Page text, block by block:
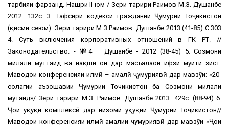
тарбияи фарзанд. Нашри II-юм / Зери таҳрири Раҳимов М.З. Душанбе
2012. 132с. 3. Тафсири кодекси граждании Ҷумҳурии Тоҷикистон
(қисми сеюм). Зери таҳрири М.З.Раҳимов. Душанбе 2013.(41-85) С.303
4. Суть включения корпоративных отношений в ГК РТ. //
Законодательство. - №4 – Душанбе - 2012 (38-45) 5. Созмони
милали муттаҳид ва нақши он дар масъалаҳои ҳифзи муҳити зист.
Маводҳои конференсияи илмӣ – амалӣ ҷумҳуриявӣ дар мавзӯи: «20-
солагии аъзошавии Ҷумҳурии Точикистон ба Созмони милали
мутаҳид»/ Зери таҳрири М.З. Раҳимов. Душанбе 2013. 429с. (88-94) 6.
Ҷои ҳуқуқи комплексӣ дар низоми ҳуқуқии Ҷумҳурии Тоҷикистон//
Маводҳои конференсияи илмӣ-амалии ҷумҳуриявӣ дар мавзӯи «Ҷои